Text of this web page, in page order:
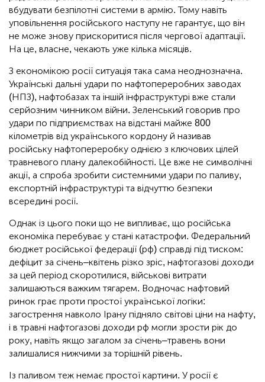
вбудувати безпілотні системи в армію. Тому навіть
уповільнення російського наступу не гарантує, що він
не може знову прискоритися після чергової адаптації.
На це, власне, чекають уже кілька місяців.
З економікою росії ситуація така сама неоднозначна.
Українські дальні удари по нафтопереробних заводах
(НПЗ), нафтобазах та іншій інфраструктурі вже стали
серйозним чинником війни. Зеленський говорив про
удари по підприємствах на відстані майже 800
кілометрів від українського кордону й називав
російську нафтопереробку однією з ключових цілей
травневого плану далекобійності. Це вже не символічні
акції, а спроба зробити системними удари по паливу,
експортній інфраструктурі та відчуттю безпеки
всередині росії.
Однак із цього поки що не випливає, що російська
економіка перебуває у стані катастрофи. Федеральний
бюджет російської федерації (рф) справді під тиском:
дефіцит за січень–квітень різко зріс, нафтогазові доходи
за цей період скоротилися, військові витрати
залишаються важким тягарем. Водночас нафтовий
ринок грає проти простої української логіки:
загострення навколо Ірану підняло світові ціни на нафту,
і в травні нафтогазові доходи рф могли зрости рік до
року, навіть якщо загалом за січень–травень вони
залишалися нижчими за торішній рівень.
Із паливом теж немає простої картини. У росії є